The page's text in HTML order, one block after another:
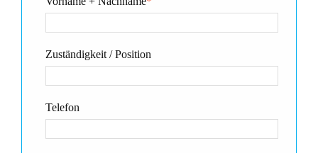
Zuständigkeit / Position
Telefon